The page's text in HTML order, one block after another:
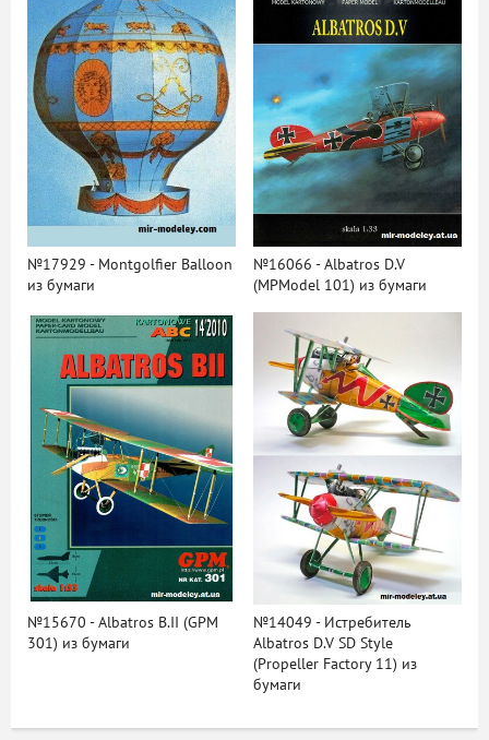
№17929 - Montgolfier Balloon
из бумаги
№16066 - Albatros D.V
(MPModel 101) из бумаги
№15670 - Albatros B.II (GPM
301) из бумаги
№14049 - Истребитель
Albatros D.V SD Style
(Propeller Factory 11) из
бумаги